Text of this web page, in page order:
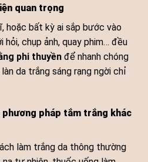
quan trọng
hoặc bất kỳ ai sắp bước vào
chụp ảnh, quay phim… đều
phi thuyền để nhanh chóng
da trắng sáng rạng ngời chỉ
pháp tắm trắng khác
làm trắng da thông thường